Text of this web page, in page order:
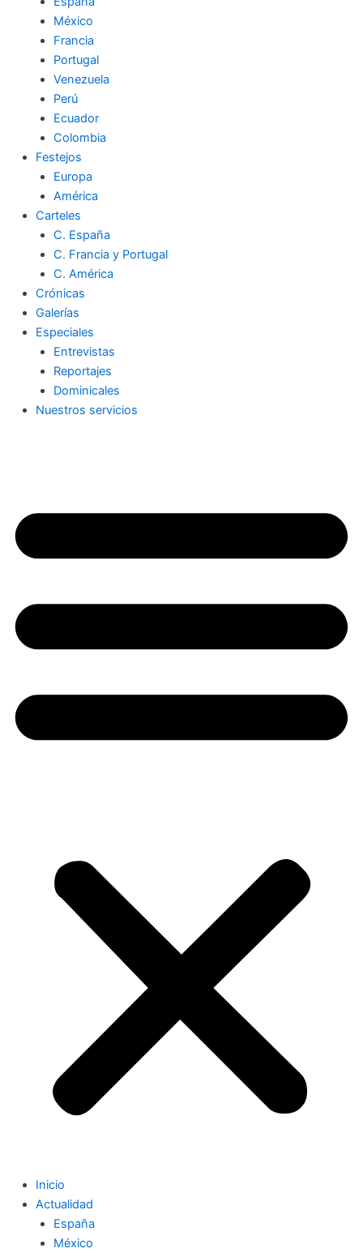
México
Francia
Portugal
Venezuela
Perú
Ecuador
Colombia
Festejos
Europa
América
Carteles
C. España
C. Francia y Portugal
C. América
Crónicas
Galerías
Especiales
Entrevistas
Reportajes
Dominicales
Nuestros servicios
Inicio
Actualidad
España
México